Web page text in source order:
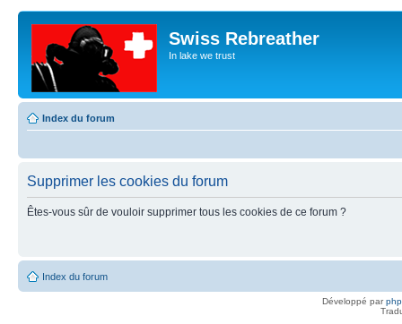
Swiss Rebreather
In lake we trust
Index du forum
Supprimer les cookies du forum
Êtes-vous sûr de vouloir supprimer tous les cookies de ce forum ?
Index du forum
Développé par